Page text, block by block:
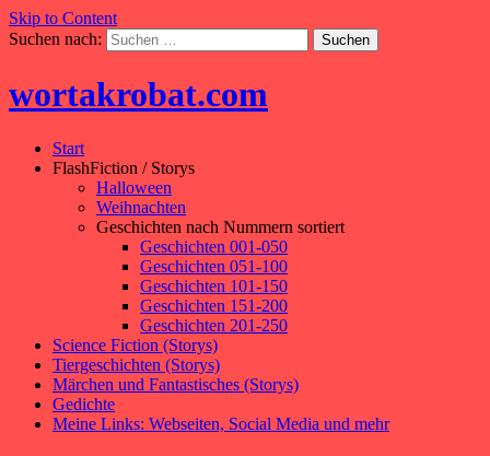
Skip to Content
Suchen nach:
wortakrobat.com
Start
FlashFiction / Storys
Halloween
Weihnachten
Geschichten nach Nummern sortiert
Geschichten 001-050
Geschichten 051-100
Geschichten 101-150
Geschichten 151-200
Geschichten 201-250
Science Fiction (Storys)
Tiergeschichten (Storys)
Märchen und Fantastisches (Storys)
Gedichte
Meine Links: Webseiten, Social Media und mehr